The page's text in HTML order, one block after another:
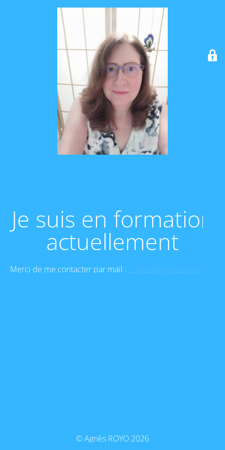
Je suis en formation
actuellement
Merci de me contacter par mail : contact@agnesroyo.com
© Agnès ROYO 2026